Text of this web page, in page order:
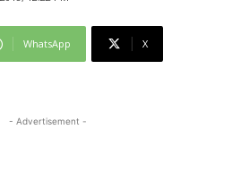
WhatsApp X
- Advertisement -